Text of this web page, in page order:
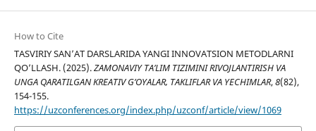
How to Cite
TASVIRIY SAN’AT DARSLARIDA YANGI INNOVATSION METODLARNI
QO’LLASH. (2025).ZAMONAVIY TA’LIM TIZIMINI RIVOJLANTIRISH VA
UNGA QARATILGAN KREATIV G’OYALAR, TAKLIFLAR VA YECHIMLAR,8(82),
154-155.
https://uzconferences.org/index.php/uzconf/article/view/1069